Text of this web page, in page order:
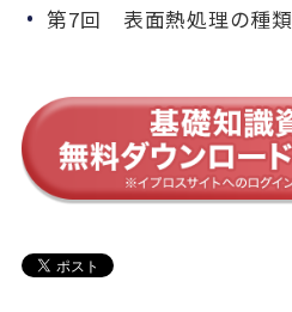
第7回 表面熱処理の種類